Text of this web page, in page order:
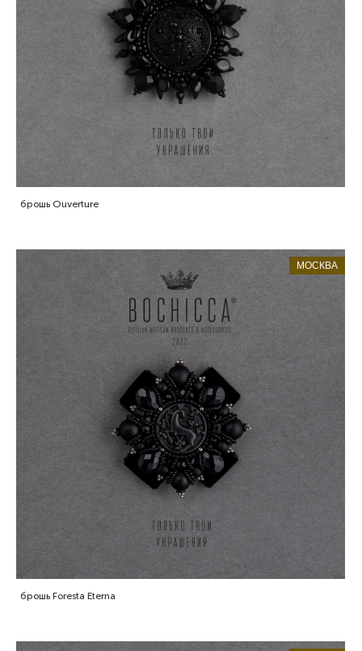
брошь Ouverture
МОСКВА
брошь Foresta Eterna